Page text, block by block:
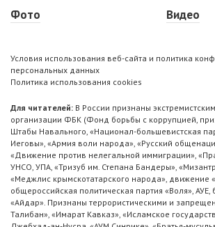
Фото
Видео
Условия использования веб-сайта и политика
персональных данных
Политика использования cookies
Для читателей: В России признаны
организации ФБК (Фонд борьбы с коррупцией,
Штабы Навального, «Национал-большевистская
Иеговы», «Армия воли народа», «Русский
«Движение против нелегальной иммиграции»,
УНСО, УПА, «Тризуб им. Степана Бандеры»,
«Меджлис крымскотатарского народа», движение
общероссийская политическая партия «Воля», АУЕ,
«Айдар». Признаны террористическими и
Талибан», «Имарат Кавказ», «Исламское